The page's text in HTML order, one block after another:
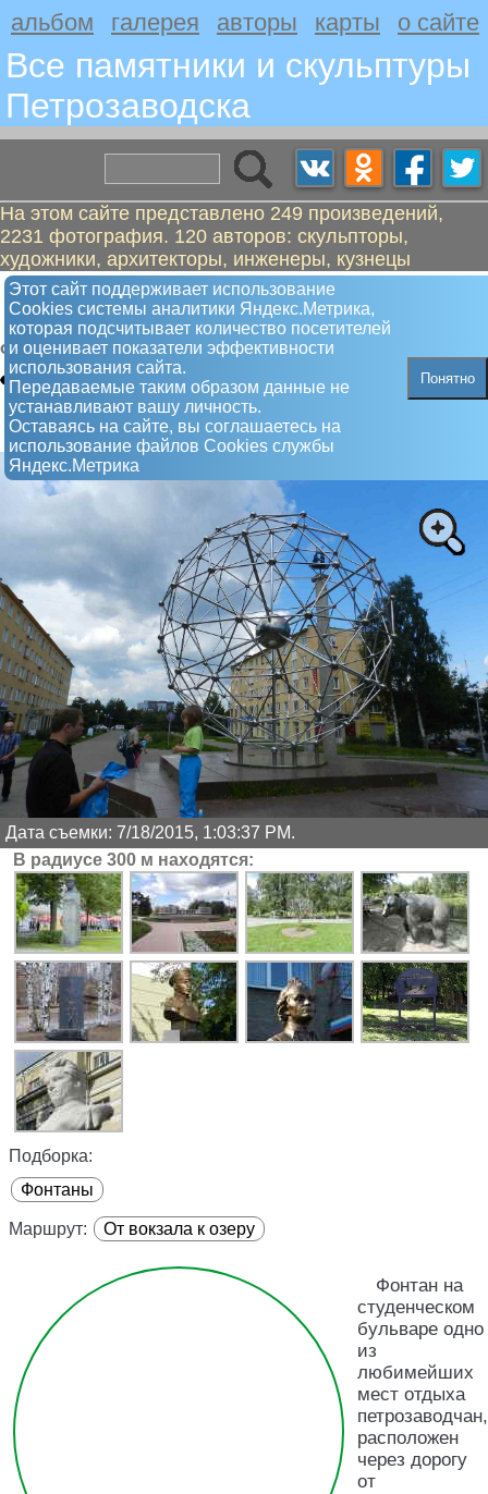
альбом галерея авторы карты о сайте
Все памятники и скульптуры
Петрозаводскa
На этом сайте представлено 249 произведений,
2231 фотография. 120 авторов: скульпторы,
художники, архитекторы, инженеры, кузнецы
Этот сайт поддерживает использование
Сookies системы аналитики Яндекс.Метрика,
которая подсчитывает количество посетителей
и оценивает показатели эффективности
использования сайта.
Передаваемые таким образом данные не
устанавливают вашу личность.
Оставаясь на сайте, вы соглашаетесь на
использование файлов Сookies службы
Яндекс.Метрика
Понятно
Ступени знаний - Молекула
фуллерена
Фонтан
Дата съемки: 7/18/2015, 1:03:37 PM.
В радиусе 300 м находятся:
Подборка:
Фонтаны
Маршрут: От вокзала к озеру
Фонтан на
студенческом
бульваре одно
из
любимейших
мест отдыха
петрозаводчан,
расположен
через дорогу
от